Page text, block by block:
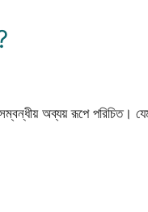
অব্যয় রূপে